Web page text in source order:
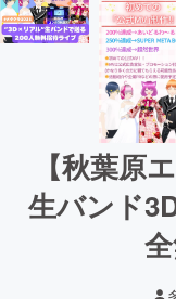
【秋葉原
生バンド